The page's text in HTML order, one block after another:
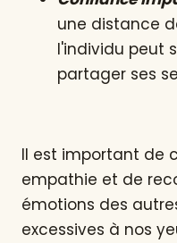
une distance
l'individu peut
partager ses
Il est important de
empathie et de
émotions des
excessives à nos